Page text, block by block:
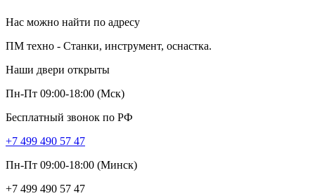
Нас можно найти по адресу
ПМ техно - Станки, инструмент, оснастка.
Наши двери открыты
Пн-Пт 09:00-18:00 (Мск)
Бесплатный звонок по РФ
+7 499 490 57 47
Пн-Пт 09:00-18:00 (Минск)
+7 499 490 57 47